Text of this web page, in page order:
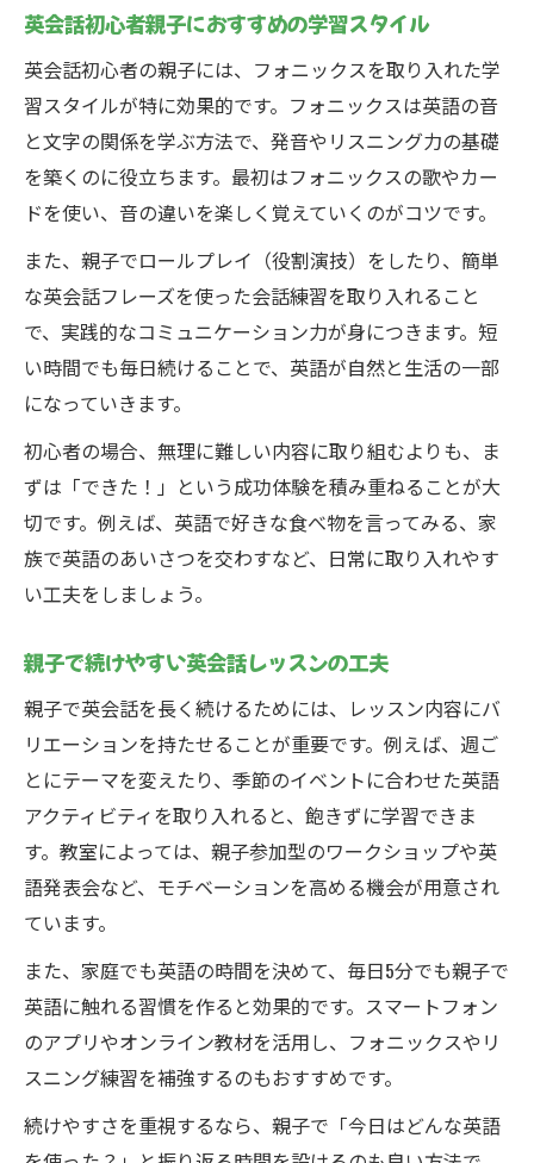
英会話初心者親子におすすめの学習スタイル
英会話初心者の親子には、フォニックスを取り入れた学
習スタイルが特に効果的です。フォニックスは英語の音
と文字の関係を学ぶ方法で、発音やリスニング力の基礎
を築くのに役立ちます。最初はフォニックスの歌やカー
ドを使い、音の違いを楽しく覚えていくのがコツです。
また、親子でロールプレイ（役割演技）をしたり、簡単
な英会話フレーズを使った会話練習を取り入れること
で、実践的なコミュニケーション力が身につきます。短
い時間でも毎日続けることで、英語が自然と生活の一部
になっていきます。
初心者の場合、無理に難しい内容に取り組むよりも、ま
ずは「できた！」という成功体験を積み重ねることが大
切です。例えば、英語で好きな食べ物を言ってみる、家
族で英語のあいさつを交わすなど、日常に取り入れやす
い工夫をしましょう。
親子で続けやすい英会話レッスンの工夫
親子で英会話を長く続けるためには、レッスン内容にバ
リエーションを持たせることが重要です。例えば、週ご
とにテーマを変えたり、季節のイベントに合わせた英語
アクティビティを取り入れると、飽きずに学習できま
す。教室によっては、親子参加型のワークショップや英
語発表会など、モチベーションを高める機会が用意され
ています。
また、家庭でも英語の時間を決めて、毎日5分でも親子で
英語に触れる習慣を作ると効果的です。スマートフォン
のアプリやオンライン教材を活用し、フォニックスやリ
スニング練習を補強するのもおすすめです。
続けやすさを重視するなら、親子で「今日はどんな英語